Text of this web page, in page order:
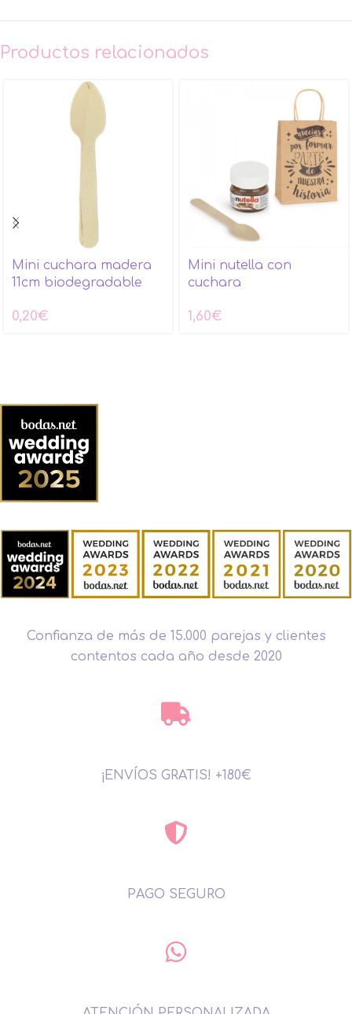
Productos relacionados
Mini cuchara madera
11cm biodegradable
0,20€
Mini nutella con
cuchara
1,60€
Confianza de más de 15.000 parejas y clientes
contentos cada año desde 2020
¡ENVÍOS GRATIS! +180€
PAGO SEGURO